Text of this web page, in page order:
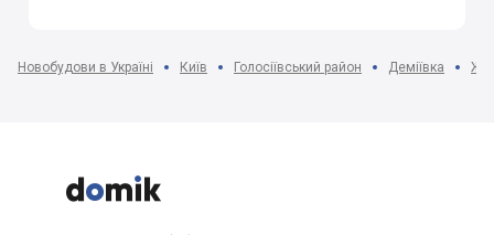
Новобудови в Україні Київ Голосіївський район Деміївка ЖК


